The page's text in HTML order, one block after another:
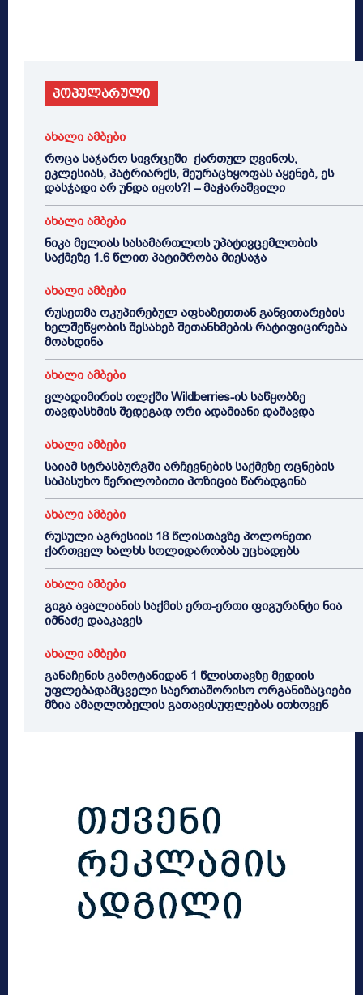
პოპულარული
ახალი ამბები
როცა საჯარო სივრცეში ქართულ ღვინოს,
ეკლესიას, პატრიარქს, შეურაცხყოფას აყენებ, ეს
დასჯადი არ უნდა იყოს?! – მაჭარაშვილი
ახალი ამბები
ნიკა მელიას სასამართლოს უპატივცემლობის
საქმეზე 1.6 წლით პატიმრობა მიესაჯა
ახალი ამბები
რუსეთმა ოკუპირებულ აფხაზეთთან განვითარების
ხელშეწყობის შესახებ შეთანხმების რატიფიცირება
მოახდინა
ახალი ამბები
ვლადიმირის ოლქში Wildberries-ის საწყობზე
თავდასხმის შედეგად ორი ადამიანი დაშავდა
ახალი ამბები
საიამ სტრასბურგში არჩევნების საქმეზე ოცნების
საპასუხო წერილობითი პოზიცია წარადგინა
ახალი ამბები
რუსული აგრესიის 18 წლისთავზე პოლონეთი
ქართველ ხალხს სოლიდარობას უცხადებს
ახალი ამბები
გიგა ავალიანის საქმის ერთ-ერთი ფიგურანტი ნია
იმნაძე დააკავეს
ახალი ამბები
განაჩენის გამოტანიდან 1 წლისთავზე მედიის
უფლებადამცველი საერთაშორისო ორგანიზაციები
მზია ამაღლობელის გათავისუფლებას ითხოვენ